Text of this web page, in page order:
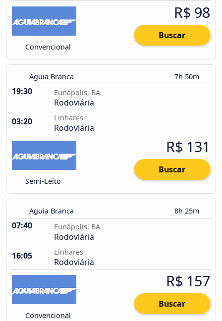
Convencional
R$ 98
Buscar
Aguia Branca 7h 50m
19:30 Eunápolis, BA
Rodoviária
03:20
Linhares
Rodoviária
Semi-Leito
R$ 131
Buscar
Aguia Branca 8h 25m
07:40 Eunápolis, BA
Rodoviária
16:05
Linhares
Rodoviária
Convencional
R$ 157
Buscar